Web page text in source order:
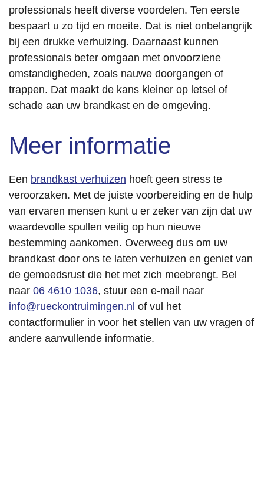
professionals heeft diverse voordelen. Ten eerste
bespaart u zo tijd en moeite. Dat is niet onbelangrijk
bij een drukke verhuizing. Daarnaast kunnen
professionals beter omgaan met onvoorziene
omstandigheden, zoals nauwe doorgangen of
trappen. Dat maakt de kans kleiner op letsel of
schade aan uw brandkast en de omgeving.
Meer informatie
Een brandkast verhuizen hoeft geen stress te
veroorzaken. Met de juiste voorbereiding en de hulp
van ervaren mensen kunt u er zeker van zijn dat uw
waardevolle spullen veilig op hun nieuwe
bestemming aankomen. Overweeg dus om uw
brandkast door ons te laten verhuizen en geniet van
de gemoedsrust die het met zich meebrengt. Bel
naar 06 4610 1036, stuur een e-mail naar
info@rueckontruimingen.nl of vul het
contactformulier in voor het stellen van uw vragen of
andere aanvullende informatie.